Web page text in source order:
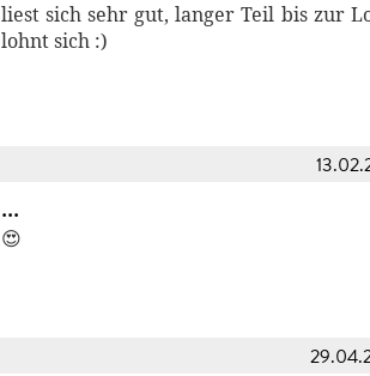
liest sich sehr gut, langer Teil bis zur
lohnt sich :)
...
😍